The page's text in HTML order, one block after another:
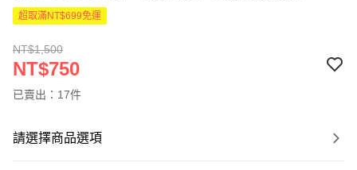
超取滿NT$699免運
NT$1,500
NT$750
已賣出：17件
請選擇商品選項